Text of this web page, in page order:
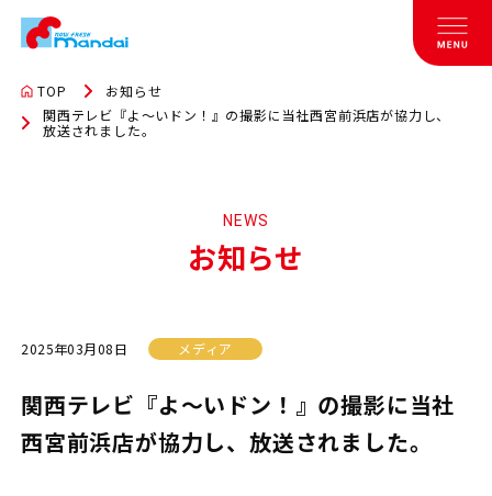
TOP
お知らせ
関西テレビ『よ～いドン！』の撮影に当社西宮前浜店が協力し、
放送されました。
NEWS
お知らせ
2025年03月08日 メディア
関西テレビ『よ～いドン！』の撮影に当社
西宮前浜店が協力し、放送されました。